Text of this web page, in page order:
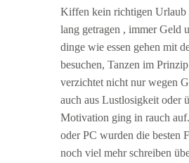
Kiffen kein richtigen Urlaub
lang getragen , immer Geld
dinge wie essen gehen mit
besuchen, Tanzen im
verzichtet nicht nur wegen
auch aus Lustlosigkeit oder
Motivation ging in rauch
oder PC wurden die besten
noch viel mehr schreiben